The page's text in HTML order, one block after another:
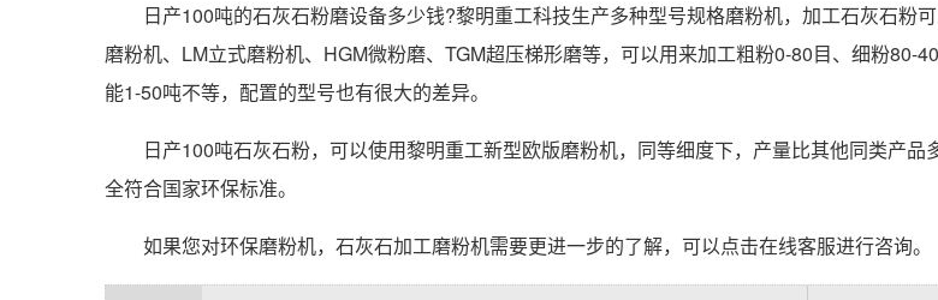
日产100吨的石灰石粉磨设备多少钱?黎明重工科技生产多种型号规格磨粉机，加工石灰石粉
磨粉机、LM立式磨粉机、HGM微粉磨、TGM超压梯形磨等，可以用来加工粗粉0-80目、细粉
能1-50吨不等，配置的型号也有很大的差异。
日产100吨石灰石粉，可以使用黎明重工新型欧版磨粉机，同等细度下，产量比其他同类产品
全符合国家环保标准。
如果您对环保磨粉机，石灰石加工磨粉机需要更进一步的了解，可以点击在线客服进行咨询。